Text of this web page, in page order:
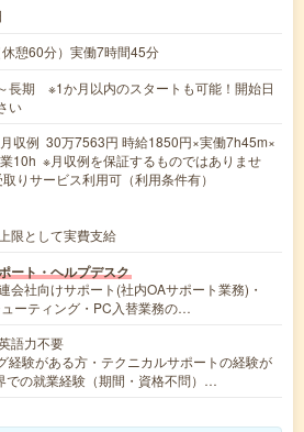
憩60分）実働7時間45分
長期 ※1か月以内のスタートも可能！開始日
い
収例 30万7563円 時給1850円×実働7h45m×
10h ※月収例を保証するものではありませ
りサービス利用可（利用条件有）
限として実費支給
ート・ヘルプデスク
会社向けサポート(社内OAサポート業務)・
ーティング・PC入替業務の…
語力不要
経験がある方・テクニカルサポートの経験が
での就業経験（期間・資格不問）…